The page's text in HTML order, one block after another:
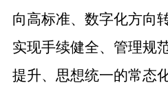
向高标准、数字化方向
实现手续健全、管理规
提升、思想统一的常态